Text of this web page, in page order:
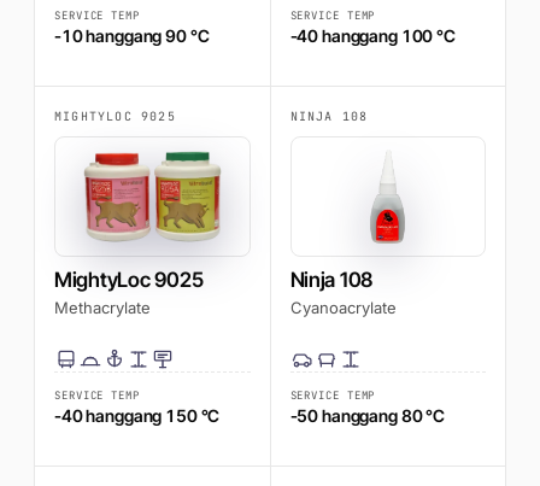
SERVICE TEMP
-10 hanggang 90 °C
SERVICE TEMP
-40 hanggang 100 °C
MIGHTYLOC 9025
MightyLoc 9025
Methacrylate
SERVICE TEMP
-40 hanggang 150 °C
NINJA 108
Ninja 108
Cyanoacrylate
SERVICE TEMP
-50 hanggang 80 °C